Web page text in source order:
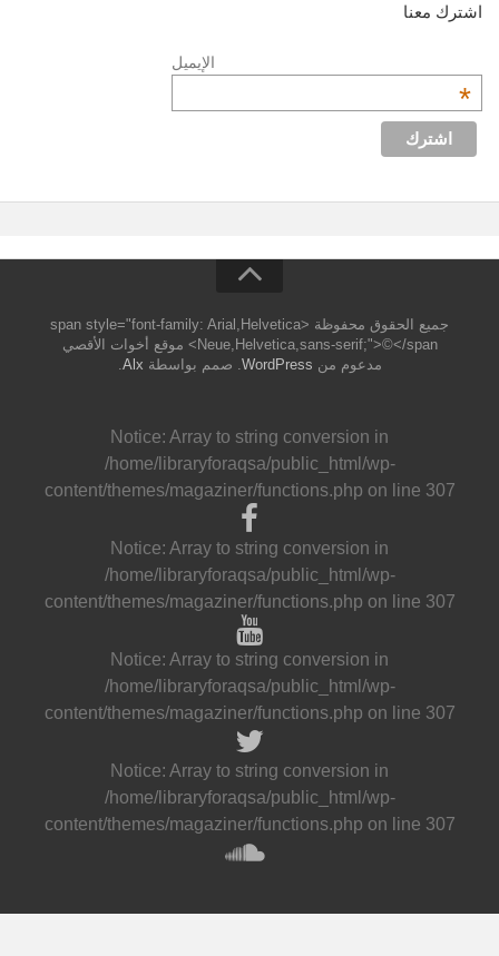
اشترك معنا
الإيميل
*
جميع الحقوق محفوظة <span style="font-family: Arial,Helvetica
Neue,Helvetica,sans-serif;">©</span> موقع أخوات الأقصي
مدعوم من WordPress . صمم بواسطة Alx
Notice: Array to string conversion in
/home/libraryforaqsa/public_html/wp-
content/themes/magaziner/functions.php on line 307
Notice: Array to string conversion in
/home/libraryforaqsa/public_html/wp-
content/themes/magaziner/functions.php on line 307
Notice: Array to string conversion in
/home/libraryforaqsa/public_html/wp-
content/themes/magaziner/functions.php on line 307
Notice: Array to string conversion in
/home/libraryforaqsa/public_html/wp-
content/themes/magaziner/functions.php on line 307